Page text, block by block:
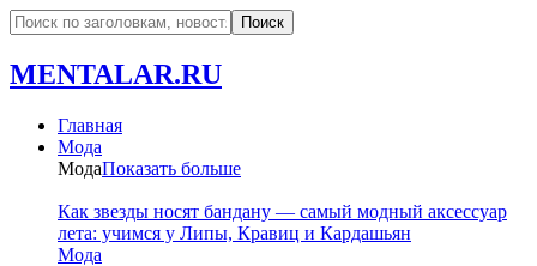
MENTALAR.RU
Главная
Мода
МодаПоказать больше
Как звезды носят бандану — самый модный аксессуар
лета: учимся у Липы, Кравиц и Кардашьян
Мода